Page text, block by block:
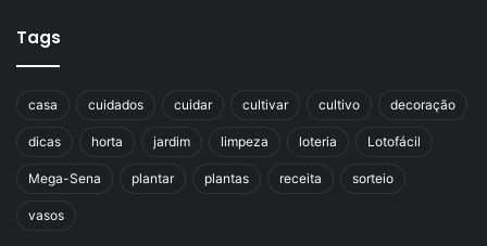
Tags
casa cuidados cuidar cultivar cultivo decoração
dicas horta jardim limpeza loteria Lotofácil
Mega-Sena plantar plantas receita sorteio
vasos